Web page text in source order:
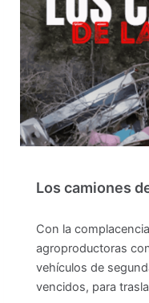
Los camiones
Con la
agroproductoras
vehículos de
vencidos, para